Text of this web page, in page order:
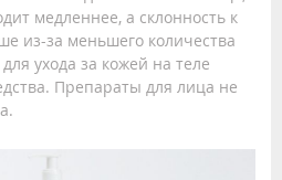
медленнее, а склонность к
из-за меньшего количества
ухода за кожей на теле
Препараты для лица не